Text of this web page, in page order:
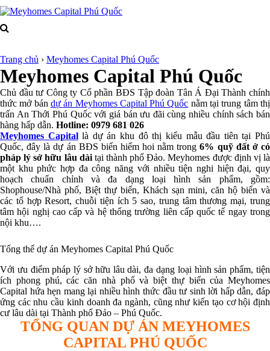
Trang chủ › Meyhomes Capital Phú Quốc
Meyhomes Capital Phú Quốc
Chủ đầu tư Công ty Cổ phần BĐS Tập đoàn Tân Á Đại Thành chính
thức mở bán dự án Meyhomes Capital Phú Quốc nằm tại trung tâm thị
trấn An Thới Phú Quốc với giá bán ưu đãi cùng nhiều chính sách bán
hàng hấp dẫn. Hotline: 0979 681 026
Meyhomes Capitallà dự án khu đô thị kiểu mẫu đầu tiên tại Phú
Quốc, đây là dự án BĐS biển hiếm hoi nằm trong6% quỹ đất ở có
pháp lý sở hữu lâu dàitại thành phố Đảo. Meyhomes được định vị là
một khu phức hợp đa công năng với nhiều tiện nghi hiện đại, quy
hoạch chuẩn chỉnh và đa dạng loại hình sản phẩm, gồm:
Shophouse/Nhà phố, Biệt thự biển, Khách sạn mini, căn hộ biển và
các tổ hợp Resort, chuỗi tiện ích 5 sao, trung tâm thương mại, trung
tâm hội nghị cao cấp và hệ thống trường liên cấp quốc tế ngay trong
nội khu….
Tổng thể dự án Meyhomes Capital Phú Quốc
Với ưu điểm pháp lý sở hữu lâu dài, đa dạng loại hình sản phẩm, tiện
ích phong phú, các căn nhà phố và biệt thự biển của Meyhomes
Capital hứa hẹn mang lại nhiều hình thức đầu tư sinh lời hấp dẫn, đáp
ứng các nhu cầu kinh doanh đa ngành, cũng như kiến tạo cơ hội định
cư lâu dài tại Thành phố Đảo – Phú Quốc.
TỔNG QUAN DỰ ÁN MEYHOMES
CAPITAL PHÚ QUỐC